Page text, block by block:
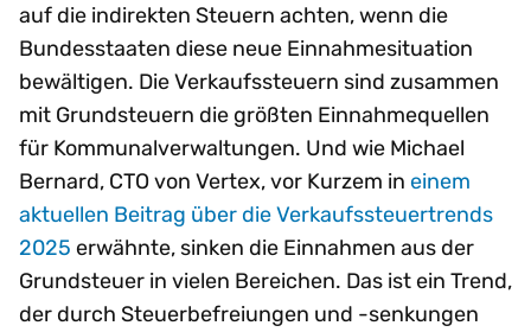
auf die indirekten Steuern achten, wenn die
Bundesstaaten diese neue Einnahmesituation
bewältigen. Die Verkaufssteuern sind zusammen
mit Grundsteuern die größten Einnahmequellen
für Kommunalverwaltungen. Und wie Michael
Bernard, CTO von Vertex, vor Kurzem in einem
aktuellen Beitrag über die Verkaufssteuertrends
2025 erwähnte, sinken die Einnahmen aus der
Grundsteuer in vielen Bereichen. Das ist ein Trend,
der durch Steuerbefreiungen und -senkungen